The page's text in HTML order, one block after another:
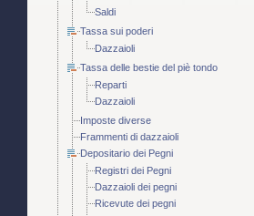
Saldi
Tassa sui poderi
Dazzaioli
Tassa delle bestie del piè tondo
Reparti
Dazzaioli
Imposte diverse
Frammenti di dazzaioli
Depositario dei Pegni
Registri dei Pegni
Dazzaioli dei pegni
Ricevute dei pegni